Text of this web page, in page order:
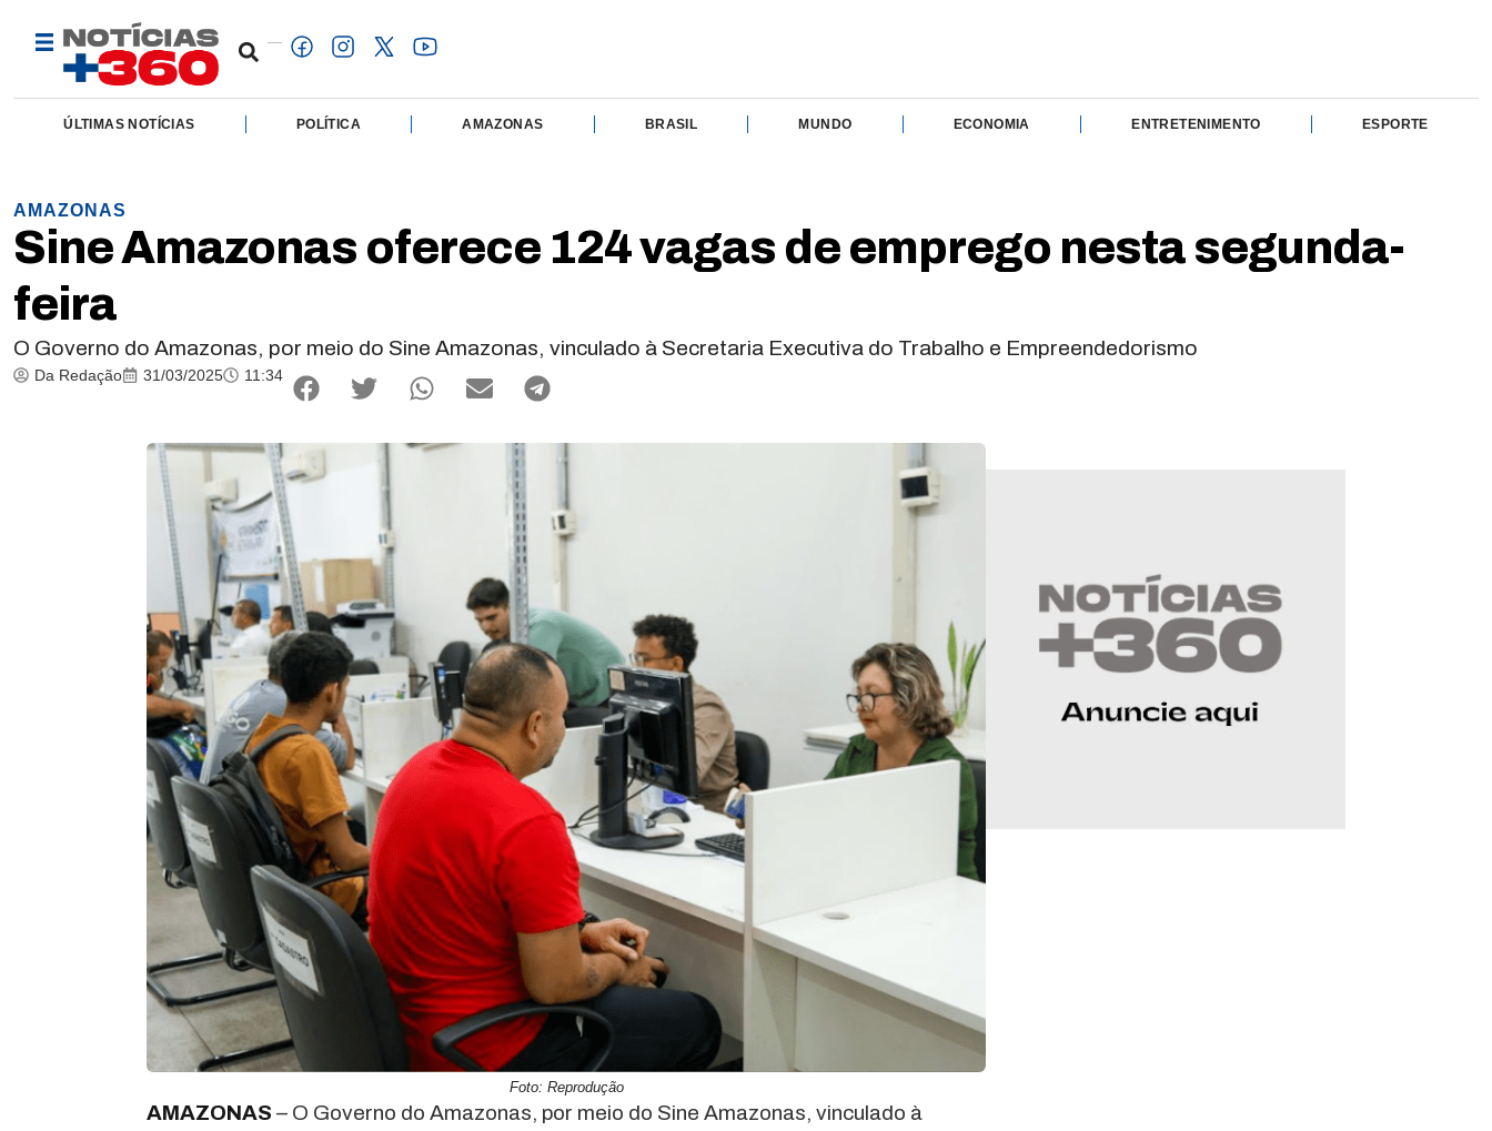
ÚLTIMAS NOTÍCIAS POLÍTICA AMAZONAS BRASIL MUNDO ECONOMIA ENTRETENIMENTO ESPORTE
AMAZONAS
Sine Amazonas oferece 124 vagas de emprego nesta segunda-
feira
O Governo do Amazonas, por meio do Sine Amazonas, vinculado à Secretaria Executiva do Trabalho e Empreendedorismo
Da Redação 31/03/2025 11:34
Foto: Reprodução
AMAZONAS – O Governo do Amazonas, por meio do Sine Amazonas, vinculado à